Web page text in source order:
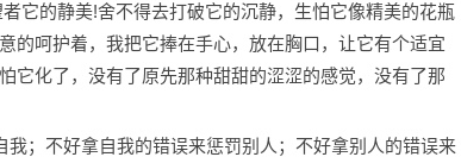
它的静美!舍不得去打破它的沉静，生怕它像精美的花瓶
的呵护着，我把它捧在手心，放在胸口，让它有个适宜
它化了，没有了原先那种甜甜的涩涩的感觉，没有了那
；不好拿自我的错误来惩罚别人；不好拿别人的错误来